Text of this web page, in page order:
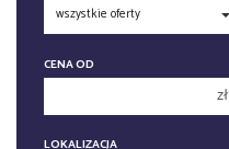
CENA OD
zł
LOKALIZACJA